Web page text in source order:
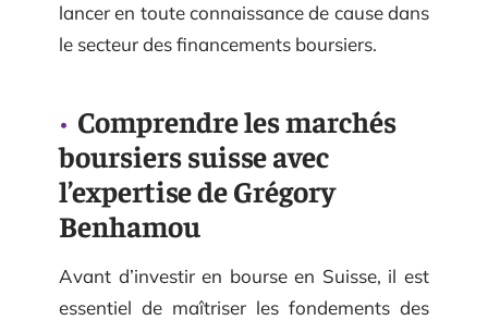
lancer en toute connaissance de cause dans
le secteur des financements boursiers.
Comprendre les marchés
boursiers suisse avec
l’expertise de Grégory
Benhamou
Avant d’investir en bourse en Suisse, il est
essentiel de maîtriser les fondements des